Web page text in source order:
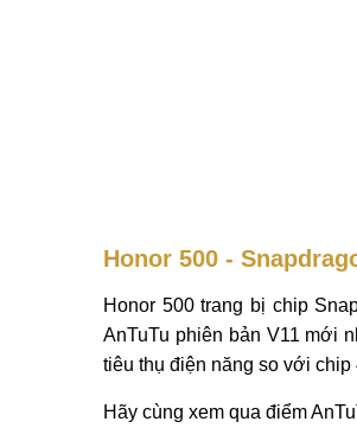
Honor 500 -
Honor 500 trang bị chip
AnTuTu phiên bản V11 mới
tiêu thụ điện năng so với chip
Hãy cùng xem qua điểm